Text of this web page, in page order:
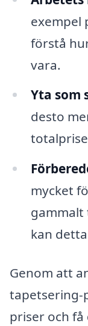
exempel
förstå
vara.
Yta som
desto
mycket
gammalt
kan
Genom att
tapetsering-
priser och